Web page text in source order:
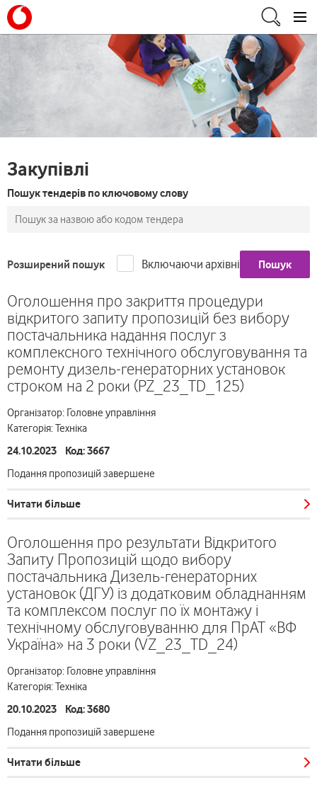
Закупівлі
Пошук тендерів по ключовому слову
Включаючи архівні Пошук
Розширений пошук
Оголошення про закриття процедури
відкритого запиту пропозицій без вибору
постачальника надання послуг з
комплексного технічного обслуговування та
ремонту дизель-генераторних установок
строком на 2 роки (PZ_23_TD_125)
Організатор: Головне управління
Категорія: Техніка
24.10.2023 Код: 3667
Подання пропозицій завершене
Читати більше
Оголошення про результати Відкритого
Запиту Пропозицій щодо вибору
постачальника Дизель-генераторних
установок (ДГУ) із додатковим обладнанням
та комплексом послуг по їх монтажу і
технічному обслуговуванню для ПрАТ «ВФ
Україна» на 3 роки (VZ_23_TD_24)
Організатор: Головне управління
Категорія: Техніка
20.10.2023 Код: 3680
Подання пропозицій завершене
Читати більше